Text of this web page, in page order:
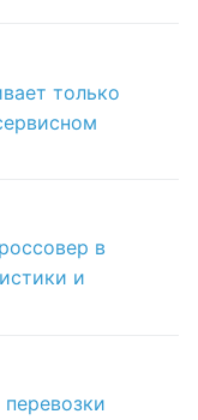
только
в
и